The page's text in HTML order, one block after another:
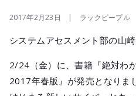
採用
2017年2月23日 | ラックピープル
システムアセスメント部の山崎
2/24（金）に、書籍『絶対わ
2017年春版』が発売となりま